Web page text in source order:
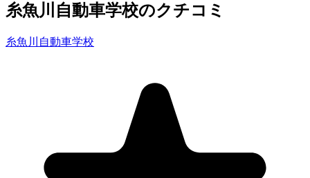
糸魚川自動車学校のクチコミ
糸魚川自動車学校